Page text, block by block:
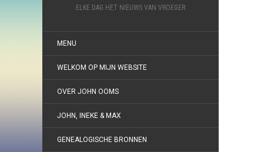
ELKE DAG HET NIEUWS VAN VROEGER
MENU
WELKOM OP MIJN WEBSITE
OVER JOHN OOMS
JOHN, INEKE & MAX
GENEALOGISCHE BRONNEN